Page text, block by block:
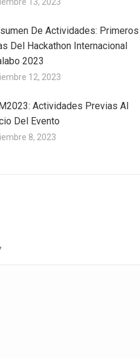
De Actividades: Primeros
Del Hackathon Internacional
2023
12, 2023
Actividades Previas Al
Del Evento
8, 2023